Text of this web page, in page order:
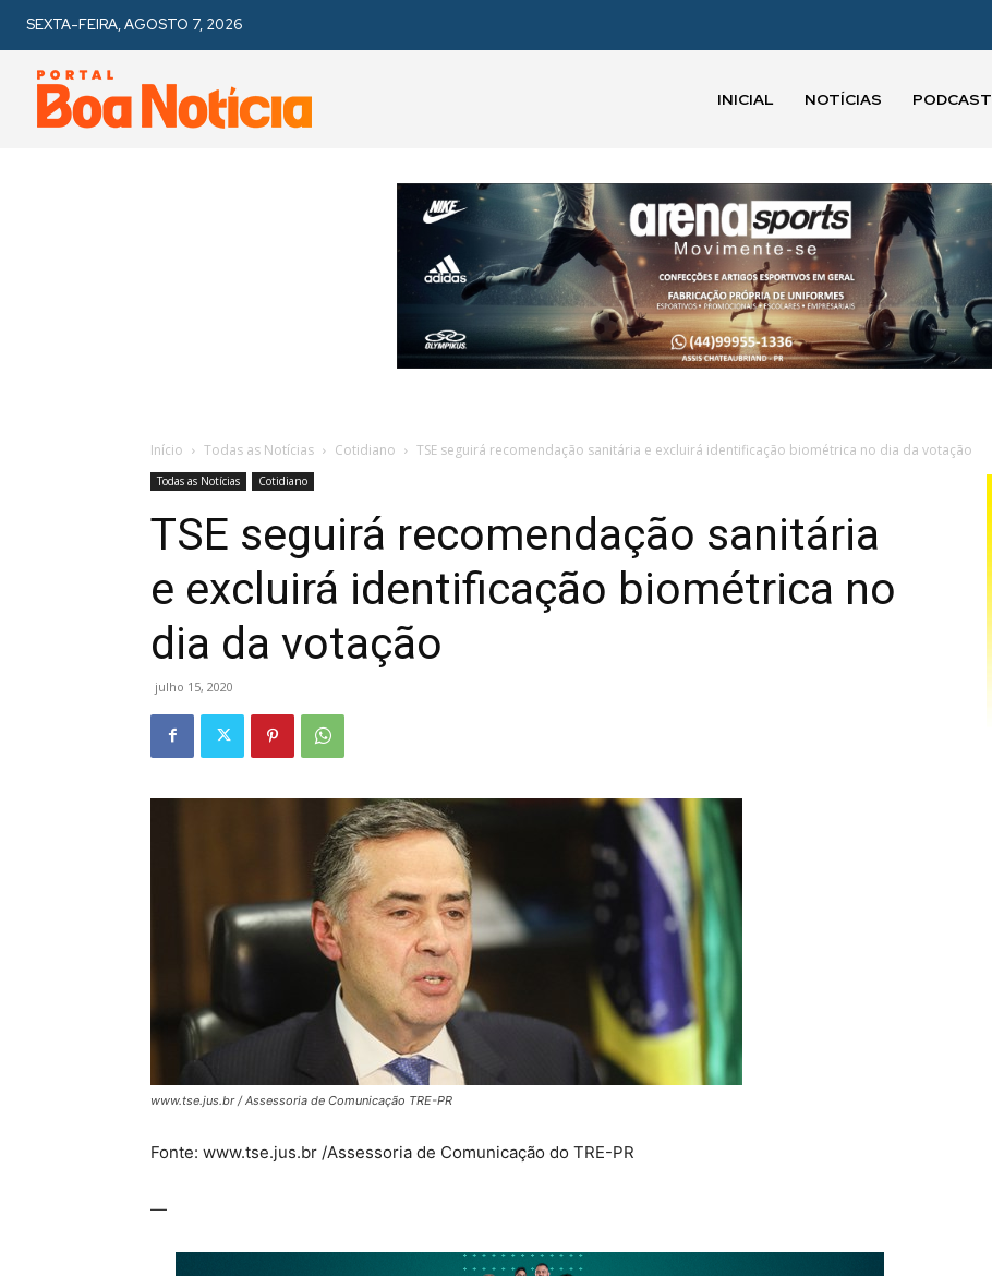
SEXTA-FEIRA, AGOSTO 7, 2026
INICIAL NOTÍCIAS PODCAST
Início Todas as Notícias Cotidiano TSE seguirá recomendação sanitária e excluirá identificação biométrica no dia da votação
Todas as Notícias Cotidiano
TSE seguirá recomendação sanitária
e excluirá identificação biométrica no
dia da votação
julho 15, 2020
www.tse.jus.br / Assessoria de Comunicação TRE-PR
Fonte: www.tse.jus.br /Assessoria de Comunicação do TRE-PR
—